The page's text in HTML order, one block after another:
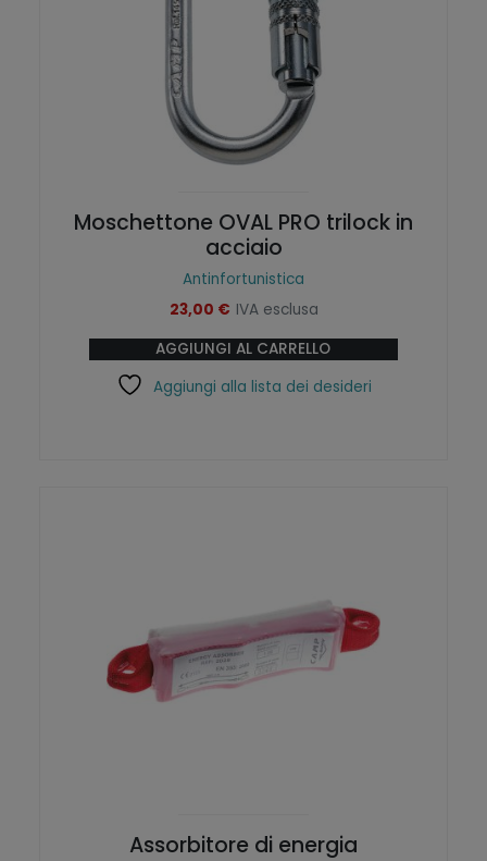
Moschettone OVAL PRO trilock in
acciaio
Antinfortunistica
23,00 € IVA esclusa
AGGIUNGI AL CARRELLO
Aggiungi alla lista dei desideri
Assorbitore di energia